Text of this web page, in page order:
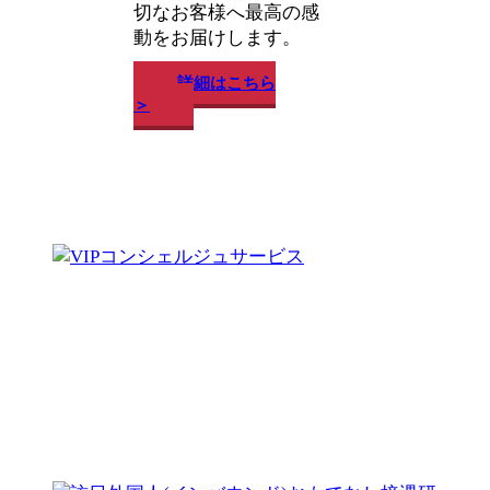
切なお客様へ最高の感
動をお届けします。
詳細はこちら
＞